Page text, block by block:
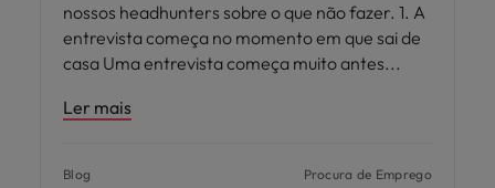
nossos headhunters sobre o que não fazer. 1. A
entrevista começa no momento em que sai de
casa Uma entrevista começa muito antes
Ler mais
Blog Procura de Emprego